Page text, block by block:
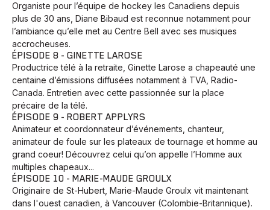
Organiste pour l’équipe de hockey les Canadiens depuis
plus de 30 ans, Diane Bibaud est reconnue notamment pour
l’ambiance qu’elle met au Centre Bell avec ses musiques
accrocheuses.
ÉPISODE 8 - GINETTE LAROSE
Productrice télé à la retraite, Ginette Larose a chapeauté une
centaine d’émissions diffusées notamment à TVA, Radio-
Canada. Entretien avec cette passionnée sur la place
précaire de la télé.
ÉPISODE 9 - ROBERT APPLYRS
Animateur et coordonnateur d’événements, chanteur,
animateur de foule sur les plateaux de tournage et homme au
grand coeur! Découvrez celui qu’on appelle l’Homme aux
multiples chapeaux...
ÉPISODE 10 - MARIE-MAUDE GROULX
Originaire de St-Hubert, Marie-Maude Groulx vit maintenant
dans l'ouest canadien, à Vancouver (Colombie-Britannique).